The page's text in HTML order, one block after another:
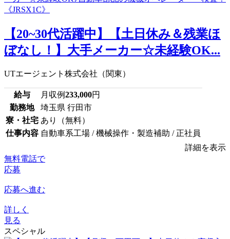
【20~30代活躍中】【土日休み＆残業ほ
ぼなし！】大手メーカー☆未経験OK...
UTエージェント株式会社（関東）
給与 月収例233,000円
勤務地
埼玉県 行田市
寮・社宅 あり（無料）
仕事内容 自動車系工場 / 機械操作・製造補助 / 正社員
詳細を表示
無料電話で
応募
応募へ進む
詳しく
見る
スペシャル